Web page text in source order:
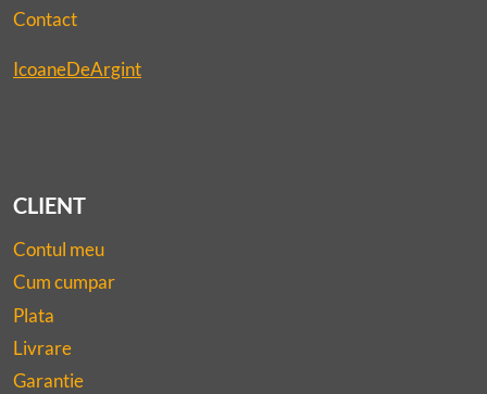
Contact
IcoaneDeArgint
CLIENT
Contul meu
Cum cumpar
Plata
Livrare
Garantie